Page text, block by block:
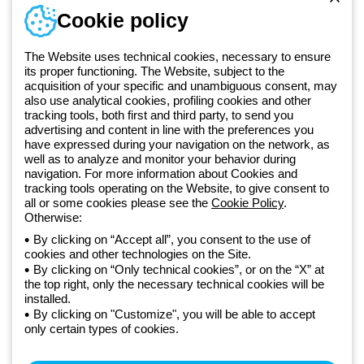
Od 2025 roku firma Beghelli jest częścią Grupy GEWISS, działając w
ramach ekosystemu GEWISS LightZone, w którym tworzymy
zintegrowane rozwiązania oświetleniowe, przekształcające
złożoność w prostotę oraz wspierające profesjonalistów i
użytkowników w realizacji ich potrzeb.Dowiedz się więcej o GEWISS
Numer telefonu
Od poniedziałku do piątku w godzinach 8:00 do 16:00
+48 32 422 55 79
Polityka prywatności
Polityka cookies
Ogólne warunki sprzedaży
Wszystkie dokumenty
Deklaracja dostępności
Realizacja strony
Cookie policy
The Website uses technical cookies, necessary to ensure
its proper functioning. The Website, subject to the
acquisition of your specific and unambiguous consent, may
also use analytical cookies, profiling cookies and other
tracking tools, both first and third party, to send you
advertising and content in line with the preferences you
have expressed during your navigation on the network, as
well as to analyze and monitor your behavior during
navigation. For more information about Cookies and
tracking tools operating on the Website, to give consent to
all or some cookies please see the Cookie Policy.
Otherwise:
By clicking on “Accept all”, you consent to the use of
cookies and other technologies on the Site.
By clicking on “Only technical cookies”, or on the “X” at
the top right, only the necessary technical cookies will be
installed.
By clicking on "Customize", you will be able to accept
only certain types of cookies.